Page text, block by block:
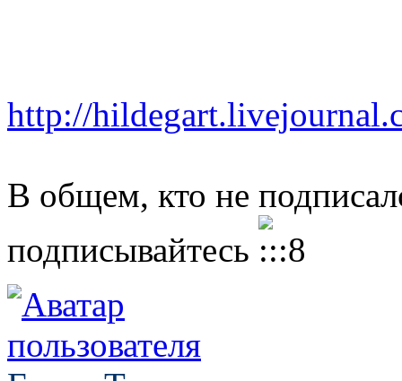
http://
В общем, кто не
подписывайтесь